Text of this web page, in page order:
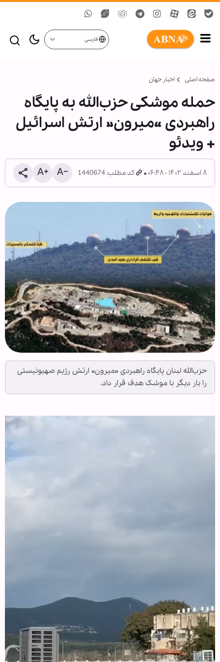
فارسی
صفحه اصلی اخبار جهان
حمله موشکی حزب‌الله به پایگاه
راهبردی «میرون» ارتش اسرائیل
+ ویدئو
۸ اسفند ۱۴۰۲ - ۰۶:۴۸ کد مطلب: 1440674
حزب‌الله لبنان پایگاه راهبردی «میرون» ارتش رژیم صهیونیستی
را بار دیگر با موشک هدف قرار داد.